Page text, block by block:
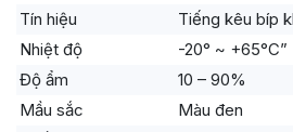
Tín hiệu
Tiếng kêu bíp
Nhiệt độ
-20° ~ +65°C”
Độ ẩm
10 – 90%
Mầu sắc
Màu đen